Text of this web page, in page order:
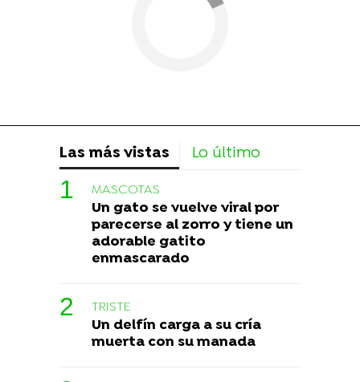
Las más vistas Lo último
MASCOTAS
Un gato se vuelve viral por
parecerse al zorro y tiene un
adorable gatito
enmascarado
TRISTE
Un delfín carga a su cría
muerta con su manada